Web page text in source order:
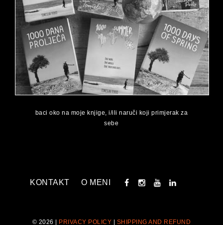
baci oko na moje knjige, i/ili naruči koji primjerak za
sebe
KONTAKT O MENI
© 2026 | PRIVACY POLICY | SHIPPING AND REFUND